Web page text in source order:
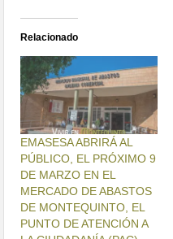
Relacionado
EMASESA ABRIRÁ AL
PÚBLICO, EL PRÓXIMO 9
DE MARZO EN EL
MERCADO DE ABASTOS
DE MONTEQUINTO, EL
PUNTO DE ATENCIÓN A